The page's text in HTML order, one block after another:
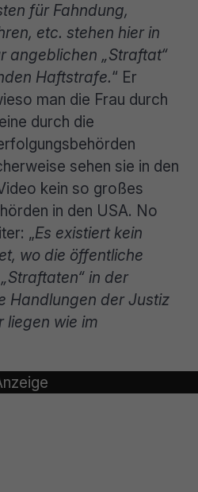
für Fahndung,
etc. stehen hier in
angeblichen „Straftat“
Haftstrafe.“ Er
man die Frau durch
durch die
sehen sie in den
kein so großes
in den USA. No
„Es existiert kein
wo die öffentliche
in der
Handlungen der Justiz
liegen wie im